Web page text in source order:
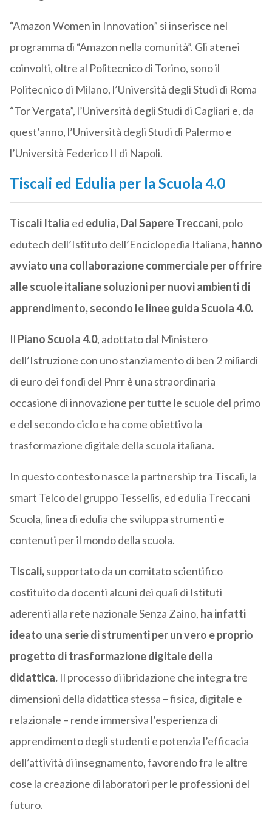
“Amazon Women in Innovation” si inserisce nel
programma di “Amazon nella comunità”. Gli atenei
coinvolti, oltre al Politecnico di Torino, sono il
Politecnico di Milano, l’Università degli Studi di Roma
“Tor Vergata”, l’Università degli Studi di Cagliari e, da
quest’anno, l’Università degli Studi di Palermo e
l’Università Federico II di Napoli.
Tiscali ed Edulia per la Scuola 4.0
Tiscali Italia ed edulia, Dal Sapere Treccani, polo
edutech dell’Istituto dell’Enciclopedia Italiana, hanno
avviato una collaborazione commerciale per offrire
alle scuole italiane soluzioni per nuovi ambienti di
apprendimento, secondo le linee guida Scuola 4.0.
Il Piano Scuola 4.0, adottato dal Ministero
dell’Istruzione con uno stanziamento di ben 2 miliardi
di euro dei fondi del Pnrr è una straordinaria
occasione di innovazione per tutte le scuole del primo
e del secondo ciclo e ha come obiettivo la
trasformazione digitale della scuola italiana.
In questo contesto nasce la partnership tra Tiscali, la
smart Telco del gruppo Tessellis, ed edulia Treccani
Scuola, linea di edulia che sviluppa strumenti e
contenuti per il mondo della scuola.
Tiscali,supportato da un comitato scientifico
costituito da docenti alcuni dei quali di Istituti
aderenti alla rete nazionale Senza Zaino, ha infatti
ideato una serie di strumenti per un vero e proprio
progetto di trasformazione digitale della
didattica. Il processo di ibridazione che integra tre
dimensioni della didattica stessa – fisica, digitale e
relazionale – rende immersiva l’esperienza di
apprendimento degli studenti e potenzia l’efficacia
dell’attività di insegnamento, favorendo fra le altre
cose la creazione di laboratori per le professioni del
futuro.